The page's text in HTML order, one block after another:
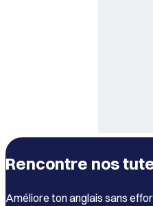
Rencontre nos
Améliore ton anglais sans